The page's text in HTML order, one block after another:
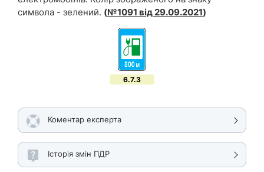
символа - зелений. (№1091 від 29.09.2021)
6.7.3
Коментар експерта
Історія змін ПДР